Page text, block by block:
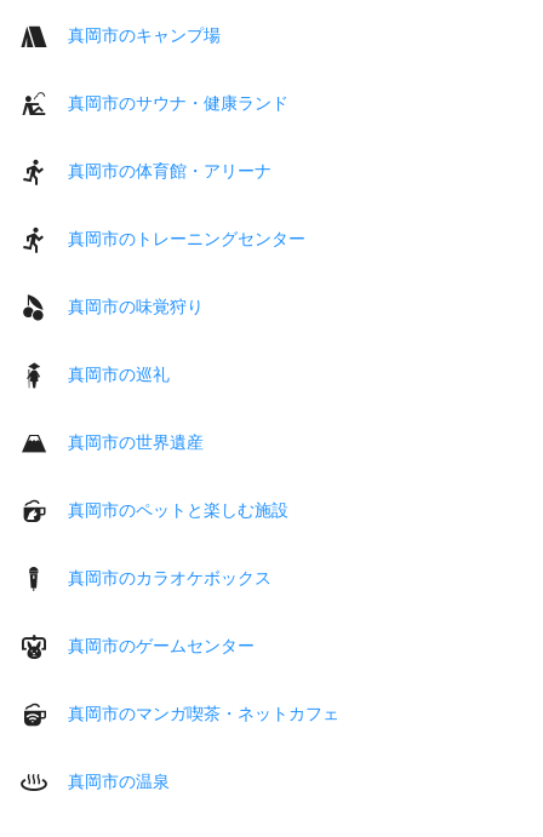
真岡市のキャンプ場
真岡市のサウナ・健康ランド
真岡市の体育館・アリーナ
真岡市のトレーニングセンター
真岡市の味覚狩り
真岡市の巡礼
真岡市の世界遺産
真岡市のペットと楽しむ施設
真岡市のカラオケボックス
真岡市のゲームセンター
真岡市のマンガ喫茶・ネットカフェ
真岡市の温泉